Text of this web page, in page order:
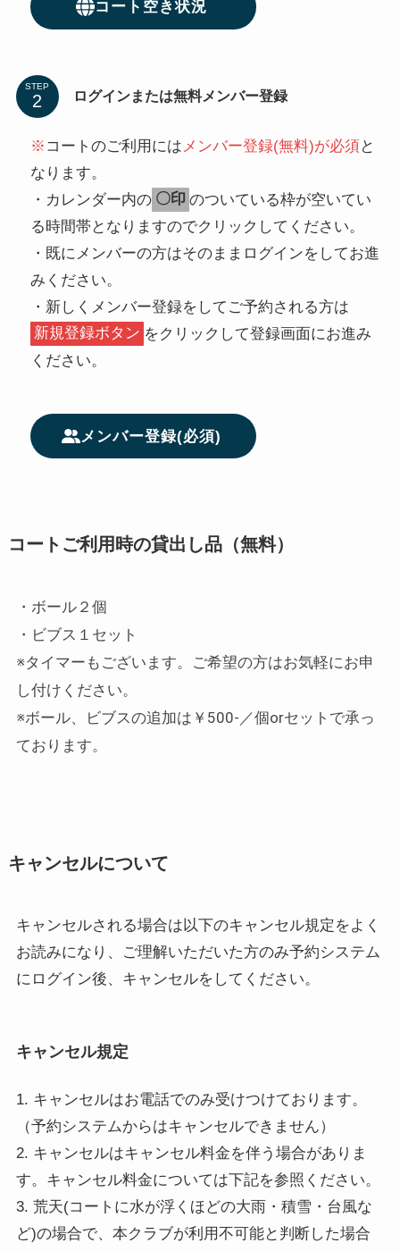
コート空き状況
STEP
ログインまたは無料メンバー登録
※ コートのご利用には メンバー登録(無料)が必須と
なります。
・カレンダー内の 〇印 のついている枠が空いてい
る時間帯となりますのでクリックしてください。
・既にメンバーの方はそのままログインをしてお進
みください。
・新しくメンバー登録をしてご予約される方は
新規登録ボタン をクリックして登録画面にお進み
ください。
メンバー登録(必須)
コートご利用時の貸出し品（無料）
・ボール２個
・ビブス１セット
※タイマーもございます。ご希望の方はお気軽にお申
し付けください。
※ボール、ビブスの追加は￥500-／個orセットで承っ
ております。
キャンセルについて
キャンセルされる場合は以下のキャンセル規定をよく
お読みになり、ご理解いただいた方のみ予約システム
にログイン後、キャンセルをしてください。
キャンセル規定
1. キャンセルはお電話でのみ受けつけております。
（予約システムからはキャンセルできません）
2. キャンセルはキャンセル料金を伴う場合がありま
す。キャンセル料金については下記を参照ください。
3. 荒天(コートに水が浮くほどの大雨・積雪・台風な
ど)の場合で、本クラブが利用不可能と判断した場合